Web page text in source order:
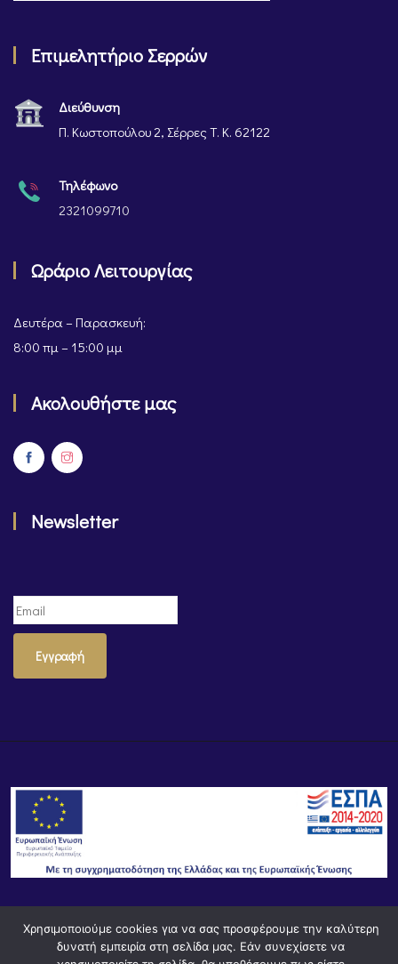
Επιμελητήριο Σερρών
Διεύθυνση
Π. Κωστοπούλου 2, Σέρρες Τ. Κ. 62122
Τηλέφωνο
2321099710
Ωράριο Λειτουργίας
Δευτέρα – Παρασκευή:
8:00 πμ – 15:00 μμ
Ακολουθήστε μας
Newsletter
Εγγραφή
© Powered byKnowledge AE
Χρησιμοποιούμε cookies για να σας προσφέρουμε την καλύτερη
δυνατή εμπειρία στη σελίδα μας. Εάν συνεχίσετε να